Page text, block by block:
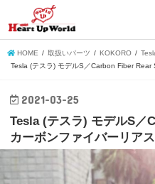
HOME 取扱いパーツ KOKORO
Tesla (テスラ) モデルS／Carbon Fiber
2021-03-25
Tesla (テスラ) モデルS
カーボンファイバーリア